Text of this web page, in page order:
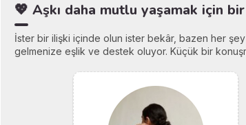
💖 Aşkı daha mutlu yaşamak için
İster bir ilişki içinde olun ister bekâr, bazen her şey
gelmenize eşlik ve destek oluyor. Küçük bir